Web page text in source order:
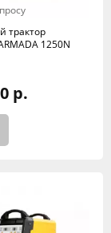
трактор
1250N
р.